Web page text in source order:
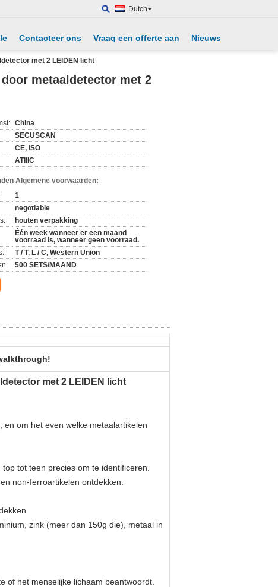
Dutch
Contacteer ons Vraag een offerte aan Nieuws
met 2 LEIDEN licht
metaaldetector met 2
China
SECUSCAN
CE, ISO
ATIIIC
Algemene voorwaarden:
1
negotiable
houten verpakking
Één week wanneer er een maand
voorraad is, wanneer geen voorraad.
T / T, L / C, Western Union
500 SETS/MAAND
met 2 LEIDEN licht
om het even welke metaalartikelen
tot teen precies om te identificeren.
non-ferroartikelen ontdekken.
zink (meer dan 150g die), metaal in
of het menselijke lichaam beantwoordt.